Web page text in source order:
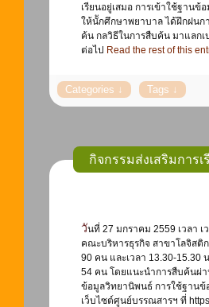
เรียนอยู่เสมอ การเข้าใช้ฐานข้
ให้นัักศึกษาพยาบาล ได้ฝึกฝนก
ค้น กลวิธีในการสืบค้น มาแลก
ต่อไป Read the rest of this
กิจกรรมส่งเสริมการ
วันที่ 27 มกราคม 2559 เวลา เวลา 9.30-11.30 น. ศูนย์บรรณสารสนเทศ จัดกิจกรรมสิ่งเสริมการเรียนรู้ ให้กับนักศึกษา
คณะบริหารธุรกิจ สาขาโลจิสติ
90 คน และเวลา 13.30-15.30
54 คน โดยแนะนำการสืบค้นผ่
ข้อมูลวิทยานิพนธ์ การใช้ฐานข้
เว็บไซต์ศูนย์บรรณสารฯ ที่